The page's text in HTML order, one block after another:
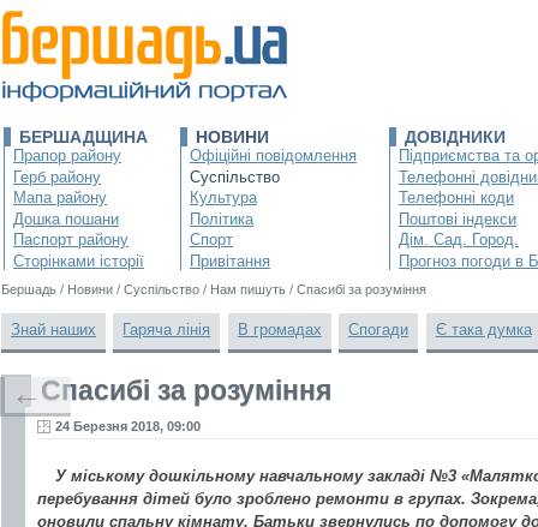
БЕРШАДЩИНА
Прапор району
Герб району
Мапа району
Дошка пошани
Паспорт району
Сторінками історії
НОВИНИ
Офіційні повідомлення
Суспільство
Культура
Політика
Спорт
Привітання
ДОВІДНИКИ
Підприємства та
Телефонні
Телефонні коди
Поштові індекси
Дім. Сад. Город.
Прогноз погоди в
Бершадь / Новини / Суспільство / Нам пишуть / Спасибі за розуміння
Знай наших Гаряча лінія В громадах Спогади Є така думка
Спасибі за розуміння
24 Березня 2018, 09:00
У міському дошкільному навчальному закладі №3
перебування дітей було зроблено ремонти в групах.
оновили спальну кімнату. Батьки звернулись по допомогу
←